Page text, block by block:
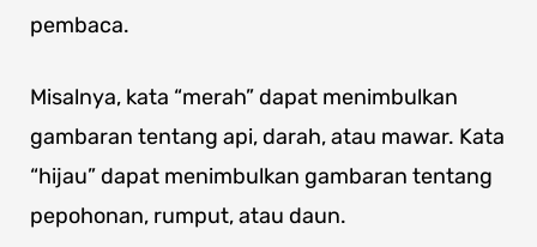
pembaca.
Misalnya, kata “merah” dapat menimbulkan
gambaran tentang api, darah, atau mawar. Kata
“hijau” dapat menimbulkan gambaran tentang
pepohonan, rumput, atau daun.